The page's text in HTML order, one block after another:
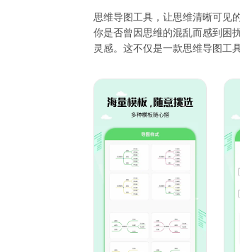
万兴脑图APP内置思维导图社区
万兴脑图不仅提供丰富的布局、
思维导图工具，让思维清晰可见的
你是否曾因思维的混乱而感到困
灵感。这不仅是一款思维导图工
这款思维导图工具简单易用，打
制定学习重点计划，它都能满足
功能特色：
1、丰富的导图模板：平衡图、
2、个性化定制：支持设置字体
3、无限主题创建：你可以根据
为 xmind 文件格式、PDF图片
朋友们，别再犹豫了！这款思维
你的想法转化为清晰、可视的